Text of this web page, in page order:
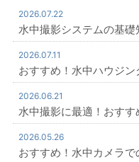
2026.07.22
水中撮影システムの基
2026.07.11
おすすめ！水中ハウジ
2026.06.21
水中撮影に最適！おす
2026.05.26
おすすめ！水中カメラ